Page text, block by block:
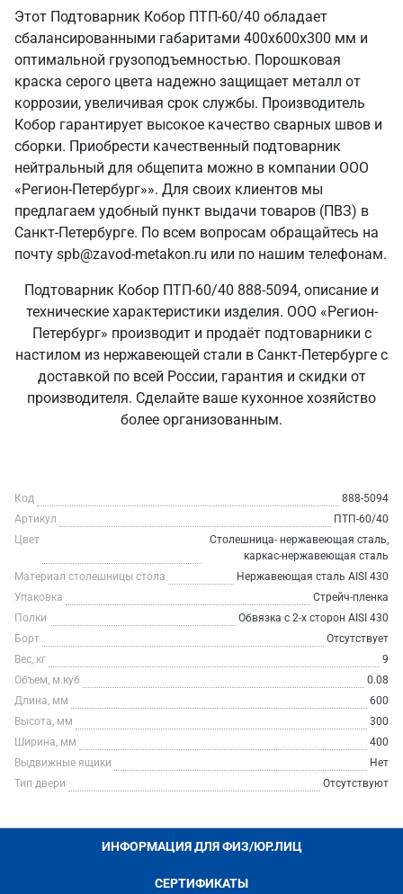
Этот Подтоварник Кобор ПТП-60/40 обладает
сбалансированными габаритами 400х600х300 мм и
оптимальной грузоподъемностью. Порошковая
краска серого цвета надежно защищает металл от
коррозии, увеличивая срок службы. Производитель
Кобор гарантирует высокое качество сварных швов и
сборки. Приобрести качественный подтоварник
нейтральный для общепита можно в компании ООО
«Регион-Петербург»». Для своих клиентов мы
предлагаем удобный пункт выдачи товаров (ПВЗ) в
Санкт‑Петербурге. По всем вопросам обращайтесь на
почту spb@zavod-metakon.ru или по нашим телефонам.
Подтоварник Кобор ПТП-60/40 888-5094, описание и
технические характеристики изделия. ООО «Регион-
Петербург» производит и продаёт подтоварники с
настилом из нержавеющей стали в Санкт‑Петербурге с
доставкой по всей России, гарантия и скидки от
производителя. Сделайте ваше кухонное хозяйство
более организованным.
Код
888-5094
Артикул
ПТП-60/40
Цвет
Столешница- нержавеющая сталь,
каркас-нержавеющая сталь
Материал столешницы стола
Нержавеющая сталь AISI 430
Упаковка
Стрейч-пленка
Полки
Обвязка с 2-х сторон AISI 430
Борт
Отсутствует
Вес, кг
9
Объем, м.куб
0.08
Длина, мм
600
Высота, мм
300
Ширина, мм
400
Выдвижные ящики
Нет
Тип двери
Отсутствуют
ИНФОРМАЦИЯ ДЛЯ ФИЗ/ЮР.ЛИЦ
СЕРТИФИКАТЫ